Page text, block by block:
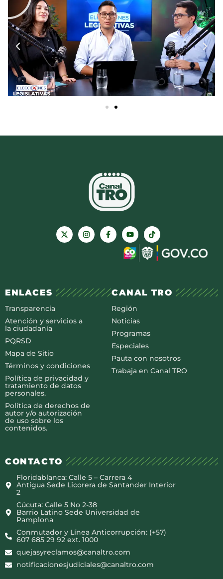
ENLACES
Transparencia
Atención y servicios a
la ciudadanía
PQRSD
Mapa de Sitio
Términos y condiciones
Política de privacidad y
tratamiento de datos
personales.
Política de derechos de
autor y/o autorización
de uso sobre los
contenidos.
CANAL TRO
Región
Noticias
Programas
Especiales
Pauta con nosotros
Trabaja en Canal TRO
CONTACTO
Floridablanca: Calle 5 – Carrera 4
Antigua Sede Licorera de Santander Interior
2
Cúcuta: Calle 5 No 2-38
Barrio Latino Sede Universidad de
Pamplona
Conmutador y Línea Anticorrupción: (+57)
607 685 29 92 ext. 1000
quejasyreclamos@canaltro.com
notificacionesjudiciales@canaltro.com